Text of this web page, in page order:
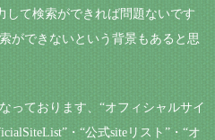
して検索ができれば問題ないです
ができないという背景もあると思
っております、“オフィシャルサイ
・“公式siteリスト”・“オ